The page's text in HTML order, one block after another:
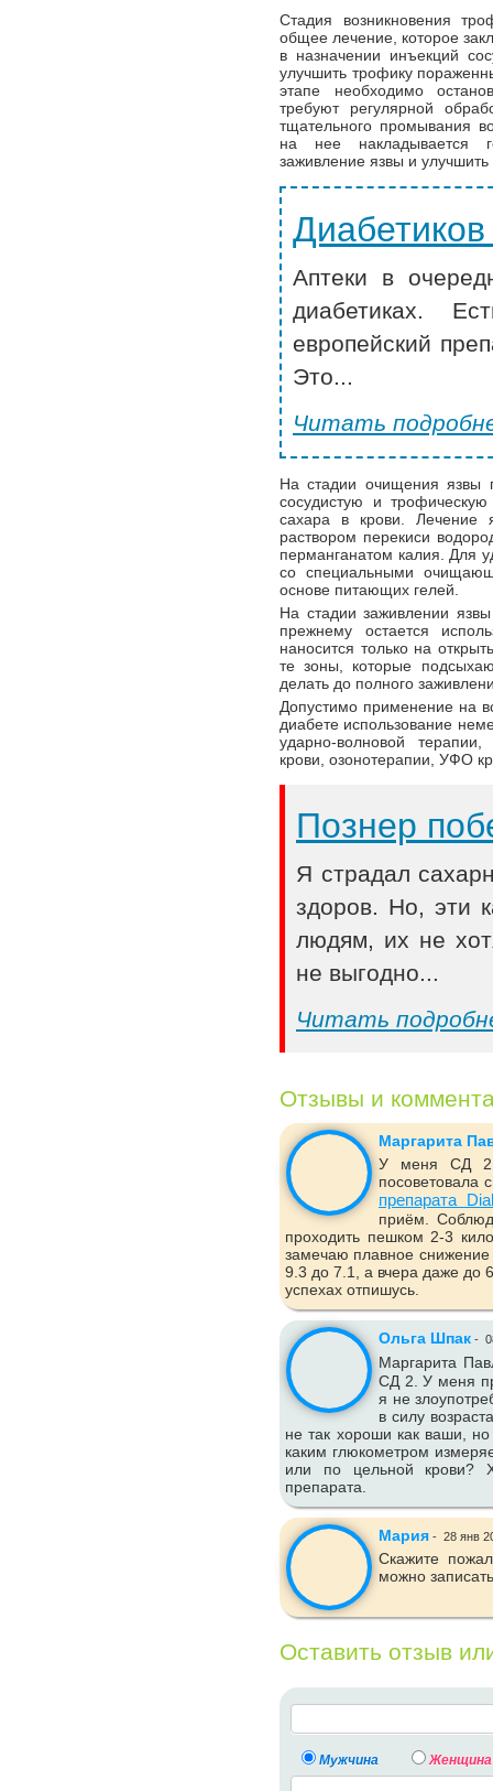
Стадия возникновения
общее лечение, которое
в назначении инъекций
улучшить трофику
этапе необходимо
требуют регулярной
тщательного промывания
на нее накладывается
заживление язвы и
Аптеки в
диабетиках.
европейский
Это...
Читать
На стадии очищения язвы
сосудистую и
сахара в крови. Лечение
раствором перекиси
перманганатом калия. Для
со специальными
основе питающих гелей.
На стадии заживлении
прежнему остается
наносится только на
те зоны, которые
делать до полного
Допустимо применение на
диабете использование
ударно-волновой
крови, озонотерапии, УФО
Познер
Я страдал
здоров. Но, эти
людям, их не
не выгодно...
Читать
Отзывы и
Маргарита
У меня СД 2
посоветовала
препарата
приём.
проходить пешком 2-3
замечаю плавное снижение
9.3 до 7.1, а вчера даже до
успехах отпишусь.
Ольга Шпак -
Маргарита
СД 2. У меня
я не
в силу
не так хороши как ваши,
каким глюкометром
или по цельной крови?
препарата.
Мария - 28 янв
Скажите
можно
Оставить отзыв
Мужчина Женщина